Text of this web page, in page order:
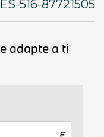
ES-516-87721505